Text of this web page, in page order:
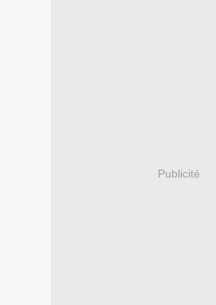
Publicité